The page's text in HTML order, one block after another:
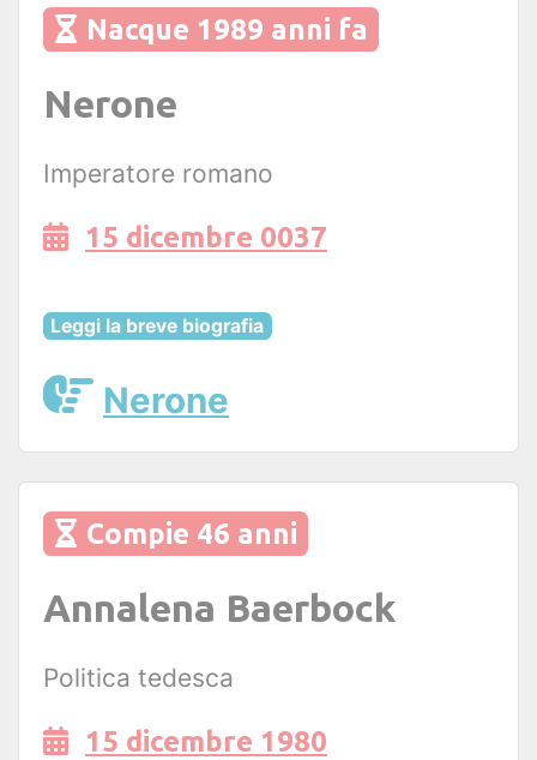
Nacque 1989 anni fa
Nerone
Imperatore romano
15 dicembre 0037
Leggi la breve biografia
Nerone
Compie 46 anni
Annalena Baerbock
Politica tedesca
15 dicembre 1980